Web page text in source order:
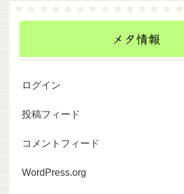
メタ情報
ログイン
投稿フィード
コメントフィード
WordPress.org